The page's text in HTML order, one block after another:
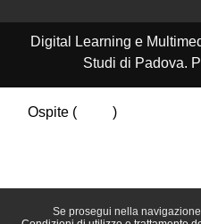
Se prosegui nella
Digital Learning e
Studi di Padova.
Ospite (
)